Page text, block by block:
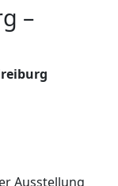
–
Ausstellung